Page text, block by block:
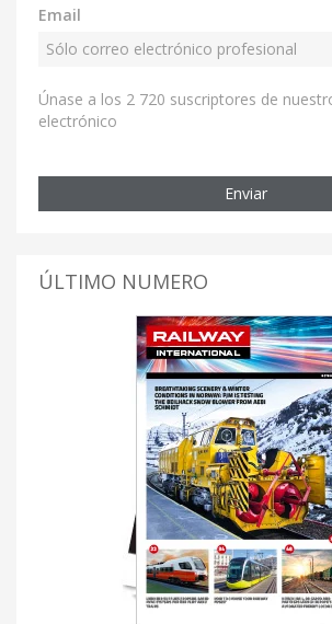
Email
Únase a los 2 720 suscriptores de
electrónico
Enviar
ÚLTIMO NUMERO